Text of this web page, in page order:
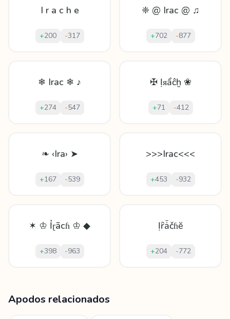
I r a c h e
+200 -317
❈ @ Irac @ ♫
+702 -877
❄ Irac ❄ ♪
+274 -547
✠ Ịᴙẩĉḫ ❀
+71 -412
❧ ‹Ira› ➤
+167 -539
>>>Irac<<<
+453 -932
✶ ♔ Ỉɽãcɦ ♔ ◆
+398 -963
Ịȓǡčɦĕ
+204 -772
Apodos relacionados